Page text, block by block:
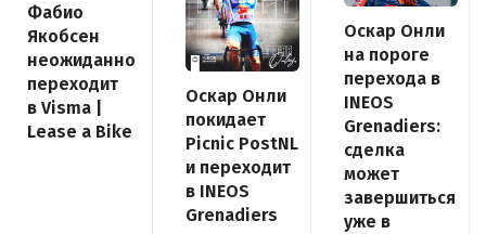
Фабио
Якобсен
неожиданно
переходит
в Visma |
Lease a Bike
Оскар Онли
покидает
Picnic PostNL
и переходит
в INEOS
Grenadiers
Оскар Онли
на пороге
перехода в
INEOS
Grenadiers:
сделка
может
завершиться
уже в